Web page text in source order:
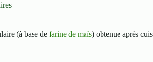
(à base defarine de maïs) obtenue après